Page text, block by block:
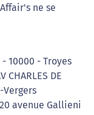
ne se
10000 - Troyes
CHARLES DE
Vergers
avenue Gallieni